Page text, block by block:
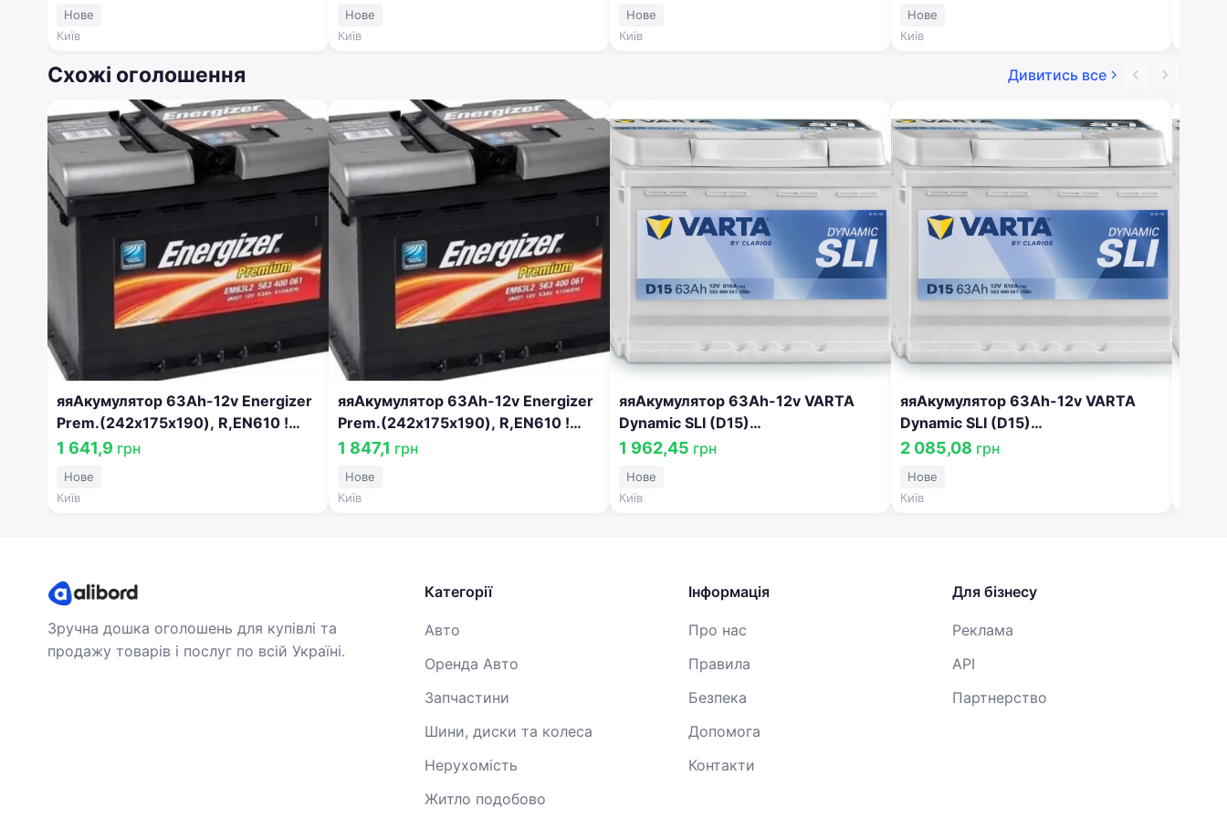
Нове
Київ
Нове
Київ
Нове
Київ
Нове
Київ
Схожі оголошення Дивитись все
яяАкумулятор 63Ah-12v Energizer
Prem.(242х175х190), R,EN610 !
КАТ. -20% 563 400 061
1 641,9 грн
Нове
Київ
яяАкумулятор 63Ah-12v Energizer
Prem.(242х175х190), R,EN610 !
КАТ. -10% 563 400 061
1 847,1 грн
Нове
Київ
яяАкумулятор 63Ah-12v VARTA
Dynamic SLI (D15)
(242x175x190),R,EN610 !КАТ.
1 962,45 грн
Нове
Київ
яяАкумулятор 63Ah-12v VARTA
Dynamic SLI (D15)
(242x175x190),R,EN610 !КАТ. -15%
2 085,08 грн
Нове
Київ
Зручна дошка оголошень для купівлі та
продажу товарів і послуг по всій Україні.
Категорії
Авто
Оренда Авто
Запчастини
Шини, диски та колеса
Нерухомість
Житло подобово
Інформація
Про нас
Правила
Безпека
Допомога
Контакти
Для бізнесу
Реклама
API
Партнерство